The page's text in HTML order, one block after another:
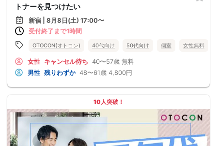
トナーを見つけたい
新宿 | 8月8日(土) 17:00〜
受付終了まで1時間
OTOCON(オトコン) 40代向け 50代向け 個室 女性無料
女性 キャンセル待ち 40〜57歳 無料
男性 残りわずか 48〜61歳 4,800円
10人突破！